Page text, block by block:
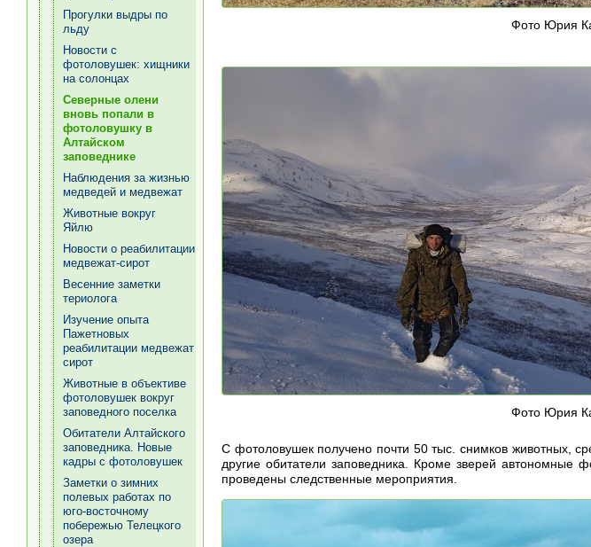
Фото Юрия
Фото Юрия
С фотоловушек получено почти 50 тыс. снимков животных,
другие обитатели заповедника. Кроме зверей
проведены следственные мероприятия.
Прогулки выдры по
льду
Новости с
фотоловушек: хищники
на солонцах
Северные олени
вновь попали в
фотоловушку в
Алтайском
заповеднике
Наблюдения за жизнью
медведей и медвежат
Животные вокруг
Яйлю
Новости о реабилитации
медвежат-сирот
Весенние заметки
териолога
Изучение опыта
Пажетновых
реабилитации медвежат
сирот
Животные в объективе
фотоловушек вокруг
заповедного поселка
Обитатели Алтайского
заповедника. Новые
кадры с фотоловушек
Заметки о зимних
полевых работах по
юго-восточному
побережью Телецкого
озера